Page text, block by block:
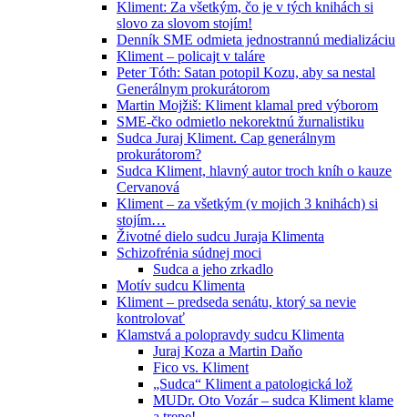
Kliment: Za všetkým, čo je v tých knihách si
slovo za slovom stojím!
Denník SME odmieta jednostrannú medializáciu
Kliment – policajt v taláre
Peter Tóth: Satan potopil Kozu, aby sa nestal
Generálnym prokurátorom
Martin Mojžiš: Kliment klamal pred výborom
SME-čko odmietlo nekorektnú žurnalistiku
Sudca Juraj Kliment. Cap generálnym
prokurátorom?
Sudca Kliment, hlavný autor troch kníh o kauze
Cervanová
Kliment – za všetkým (v mojich 3 knihách) si
stojím…
Životné dielo sudcu Juraja Klimenta
Schizofrénia súdnej moci
Sudca a jeho zrkadlo
Motív sudcu Klimenta
Kliment – predseda senátu, ktorý sa nevie
kontrolovať
Klamstvá a polopravdy sudcu Klimenta
Juraj Koza a Martin Daňo
Fico vs. Kliment
„Sudca“ Kliment a patologická lož
MUDr. Oto Vozár – sudca Kliment klame